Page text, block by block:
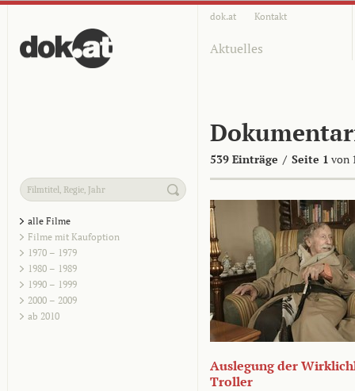
dok.at Kontakt
Aktuelles
539 Einträge / Seite 1 von
alle Filme
Filme mit Kaufoption
1970 – 1979
1980 – 1989
1990 – 1999
2000 – 2009
ab 2010
Auslegung der
Troller